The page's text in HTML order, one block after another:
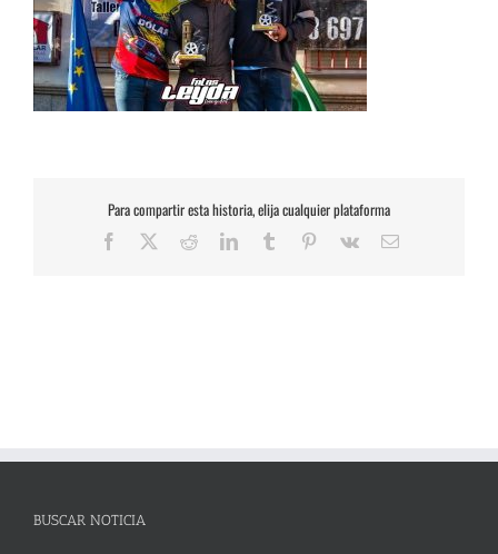
Para compartir esta historia, elija cualquier plataforma
Facebook RedditLinkedInTumblr Pinterest
Vk
Correo
BUSCAR NOTICIA